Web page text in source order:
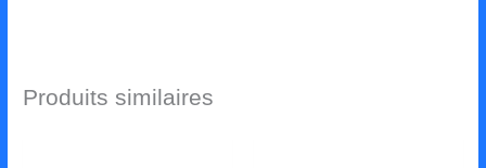
Produits similaires